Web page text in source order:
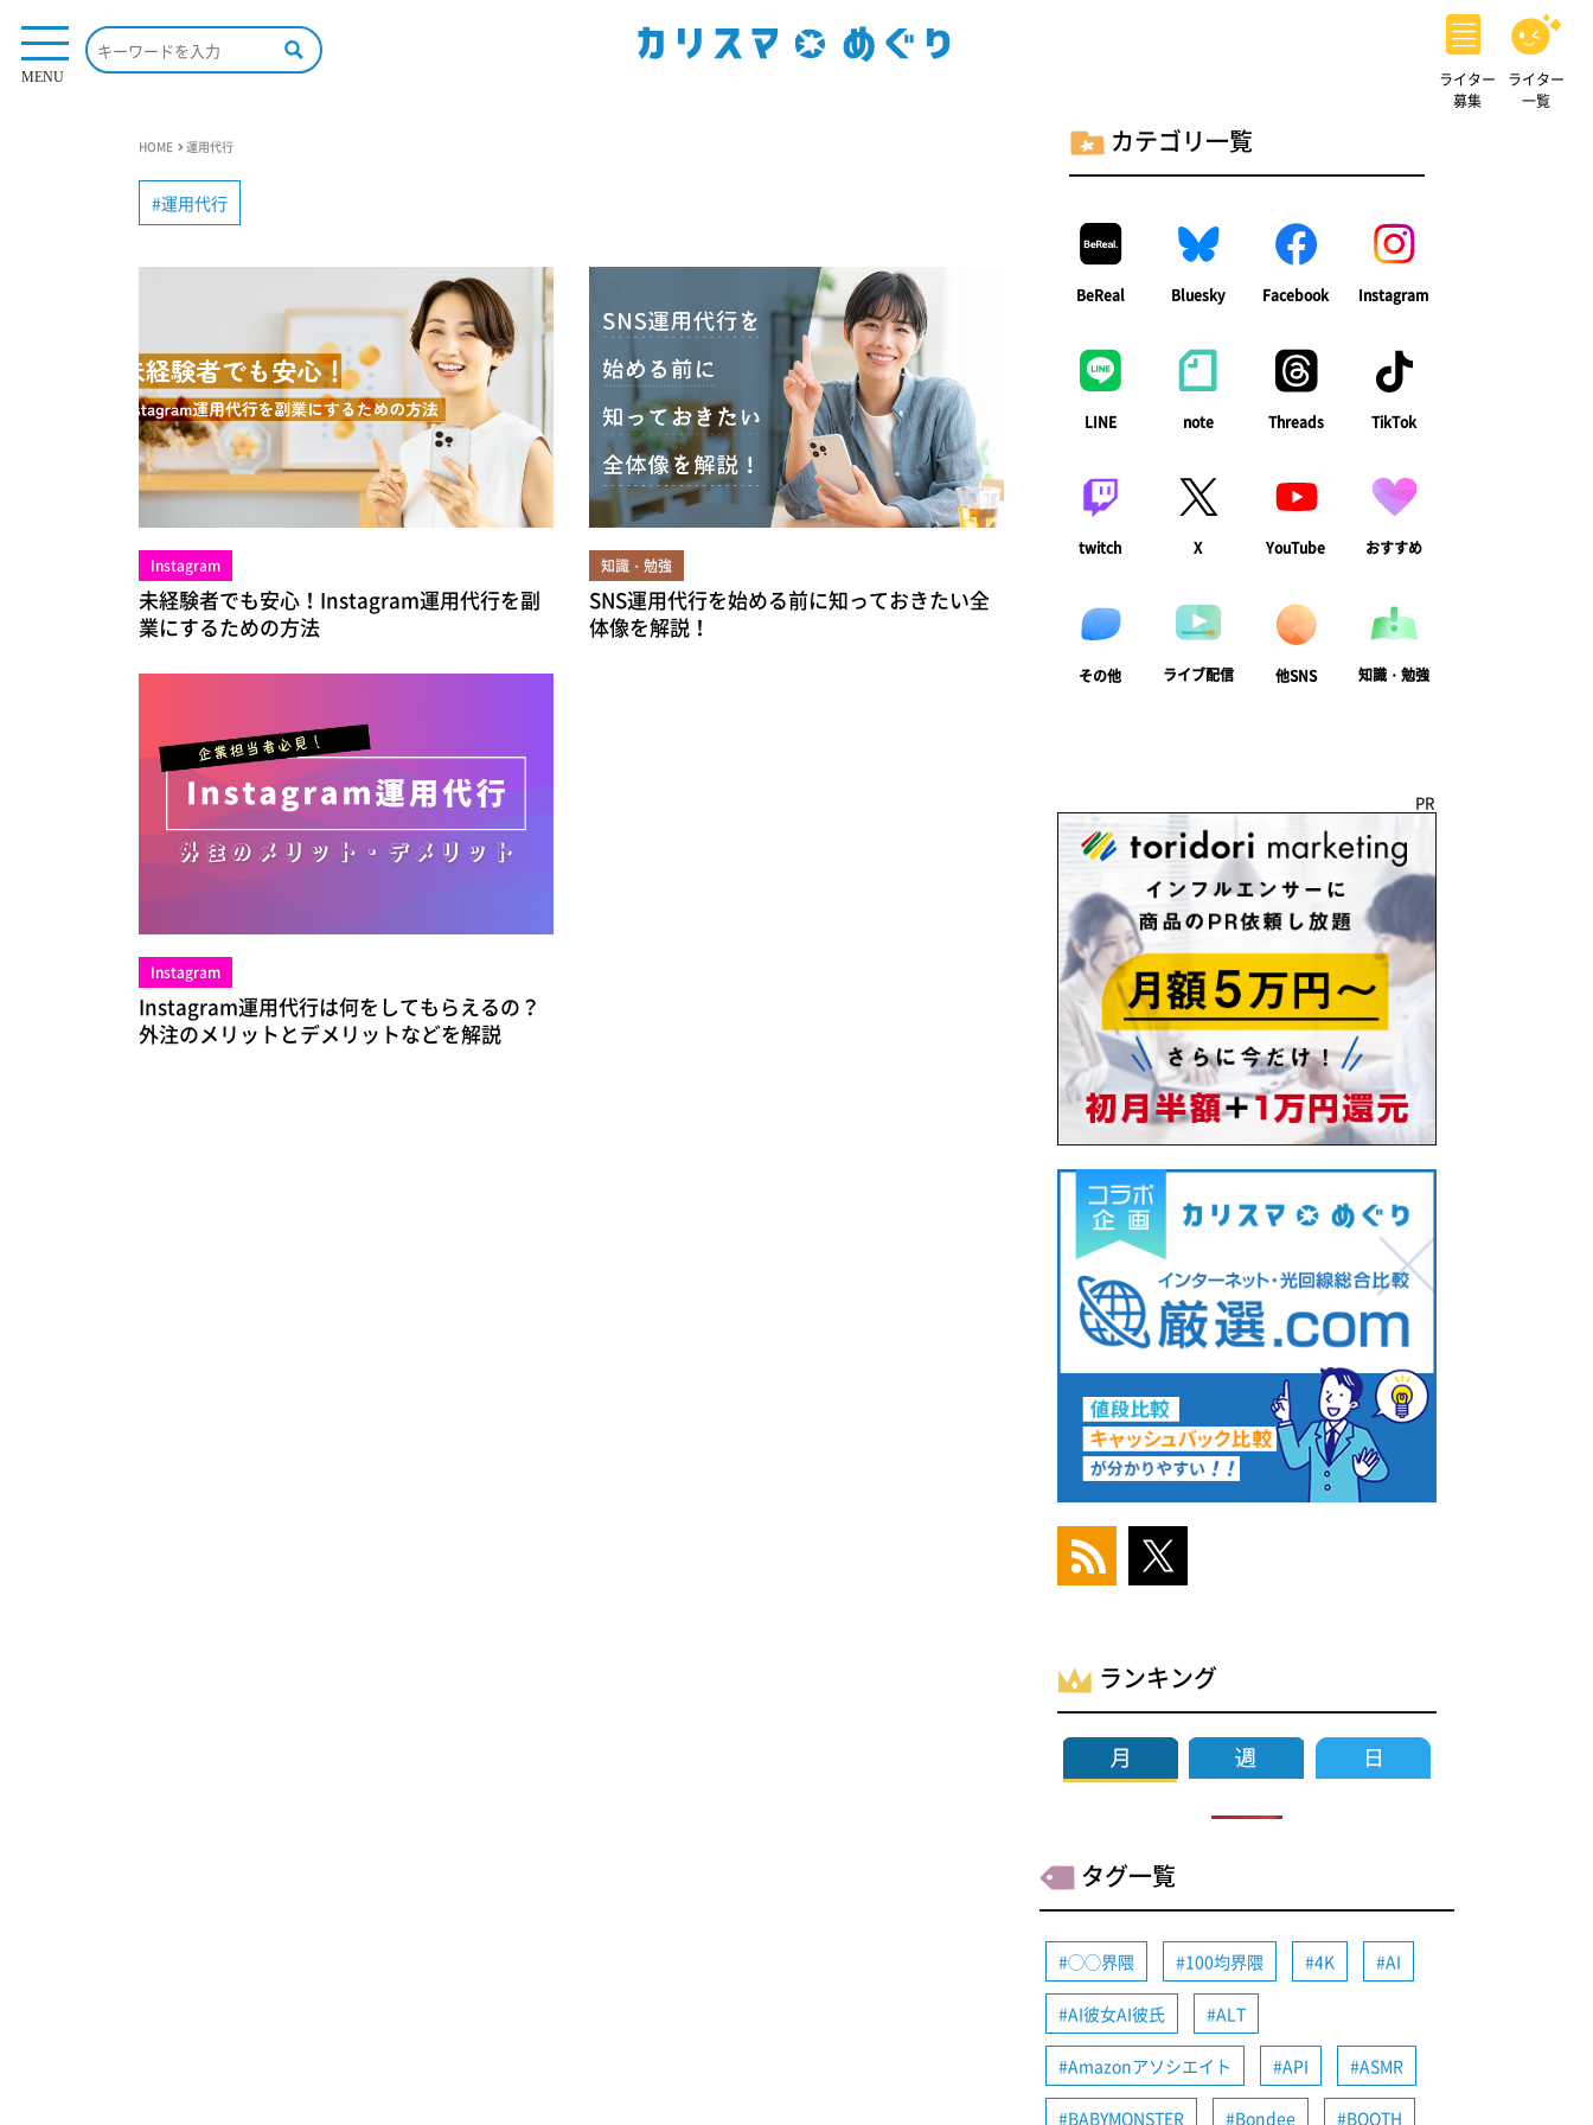
MENU
ライター
募集
ライター
一覧
HOME 運用代行
運用代行
Instagram
未経験者でも安心！Instagram運用代行を副
業にするための方法
知識・勉強
SNS運用代行を始める前に知っておきたい全
体像を解説！
Instagram
Instagram運用代行は何をしてもらえるの？
外注のメリットとデメリットなどを解説
カテゴリ一覧
BeReal Bluesky Facebook Instagram
LINE note Threads TikTok
twitch X YouTube おすすめ
その他 ライブ配信 他SNS 知識・勉強
PR
ランキング
タグ一覧
◯◯界隈 100均界隈 4K AI
AI彼女AI彼氏 ALT
Amazonアソシエイト API ASMR
BABYMONSTER Bondee BOOTH